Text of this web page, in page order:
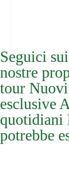
Seguici
nostre
tour
esclusive
quotidiani
potrebbe